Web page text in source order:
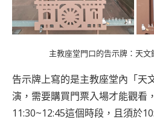
主教座堂門口的告示牌：天
告示牌上寫的是主教座堂內「天
演，需要購買門票入場才能觀看
11:30~12:45這個時段，且須於